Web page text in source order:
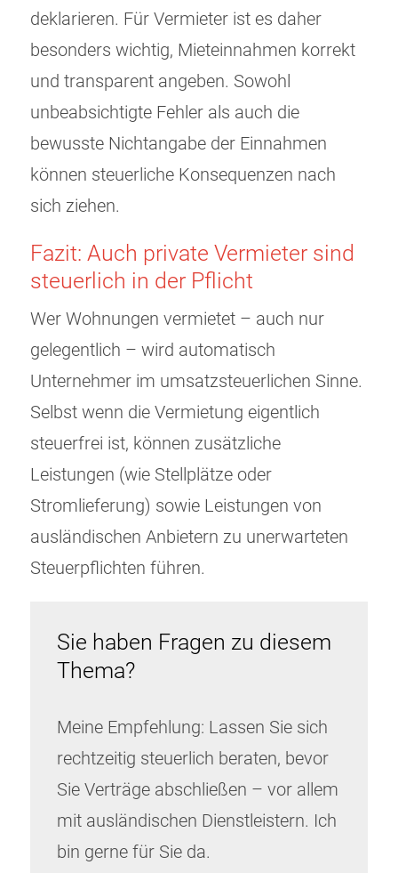
deklarieren. Für Vermieter ist es daher
besonders wichtig, Mieteinnahmen korrekt
und transparent angeben. Sowohl
unbeabsichtigte Fehler als auch die
bewusste Nichtangabe der Einnahmen
können steuerliche Konsequenzen nach
sich ziehen.
Fazit: Auch private Vermieter sind
steuerlich in der Pflicht
Wer Wohnungen vermietet – auch nur
gelegentlich – wird automatisch
Unternehmer im umsatzsteuerlichen Sinne.
Selbst wenn die Vermietung eigentlich
steuerfrei ist, können zusätzliche
Leistungen (wie Stellplätze oder
Stromlieferung) sowie Leistungen von
ausländischen Anbietern zu unerwarteten
Steuerpflichten führen.
Sie haben Fragen zu diesem
Thema?
Meine Empfehlung: Lassen Sie sich
rechtzeitig steuerlich beraten, bevor
Sie Verträge abschließen – vor allem
mit ausländischen Dienstleistern. Ich
bin gerne für Sie da.